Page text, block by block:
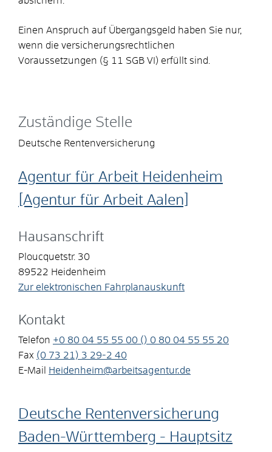
Einen Anspruch auf Übergangsgeld haben Sie nur,
wenn die versicherungsrechtlichen
Voraussetzungen (§ 11 SGB VI) erfüllt sind.
Zuständige Stelle
Deutsche Rentenversicherung
Agentur für Arbeit Heidenheim
[Agentur für Arbeit Aalen]
Hausanschrift
Ploucquetstr. 30
89522 Heidenheim
Zur elektronischen Fahrplanauskunft
Kontakt
Telefon +0 80 04 55 55 00 () 0 80 04 55 55 20
Fax (0 73 21) 3 29-2 40
E-Mail
Heidenheim@arbeitsagentur.de
Deutsche Rentenversicherung
Baden-Württemberg - Hauptsitz